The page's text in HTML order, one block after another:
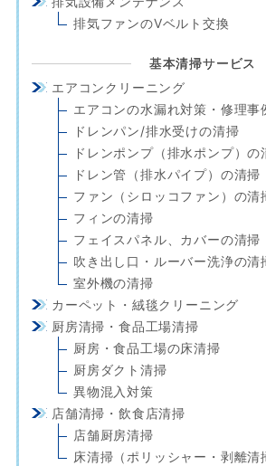
排気ファンのVベルト交換
基本清掃サービス
エアコンクリーニング
エアコンの水漏れ対策・修理事
ドレンパン/排水受けの清掃
ドレンポンプ（排水ポンプ）の
ドレン管（排水パイプ）の清掃
ファン（シロッコファン）の清
フィンの清掃
フェイスパネル、カバーの清掃
吹き出し口・ルーバー洗浄の清
室外機の清掃
カーペット・絨毯クリーニング
厨房清掃・食品工場清掃
厨房・食品工場の床清掃
厨房ダクト清掃
異物混入対策
店舗清掃・飲食店清掃
店舗厨房清掃
床清掃（ポリッシャー・剥離清